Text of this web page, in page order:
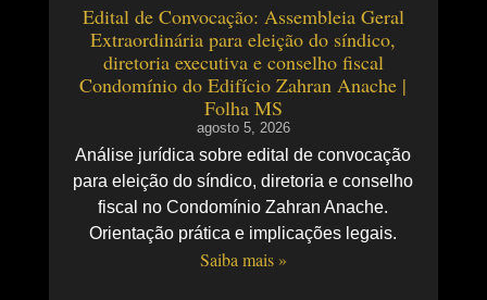
Edital de Convocação: Assembleia Geral
Extraordinária para eleição do síndico,
diretoria executiva e conselho fiscal
Condomínio do Edifício Zahran Anache |
Folha MS
agosto 5, 2026
Análise jurídica sobre edital de convocação
para eleição do síndico, diretoria e conselho
fiscal no Condomínio Zahran Anache.
Orientação prática e implicações legais.
Saiba mais »